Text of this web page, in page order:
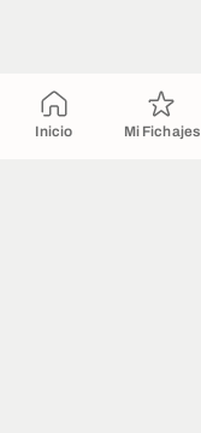
Inicio Mi Fichajes